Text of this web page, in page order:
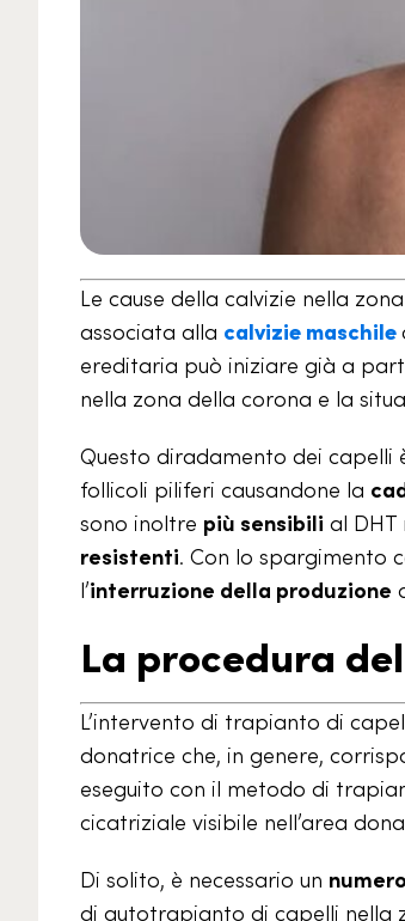
Le cause della calvizie nella
associata alla calvizie maschile
ereditaria può iniziare già a
nella zona della corona e la
Questo diradamento dei capelli
follicoli piliferi causandone la
sono inoltre più sensibili al
resistenti. Con lo spargimento
l’interruzione della produzione
La procedura
L’intervento di trapianto di
donatrice che, in genere,
eseguito con il metodo di
cicatriziale visibile nell’area
Di solito, è necessario un
di autotrapianto di capelli nella